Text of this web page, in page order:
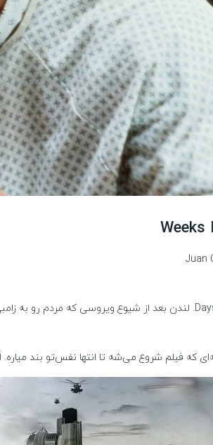
که فیلم شروع می‌شه تا انتها نفس‌تو بند میاره.